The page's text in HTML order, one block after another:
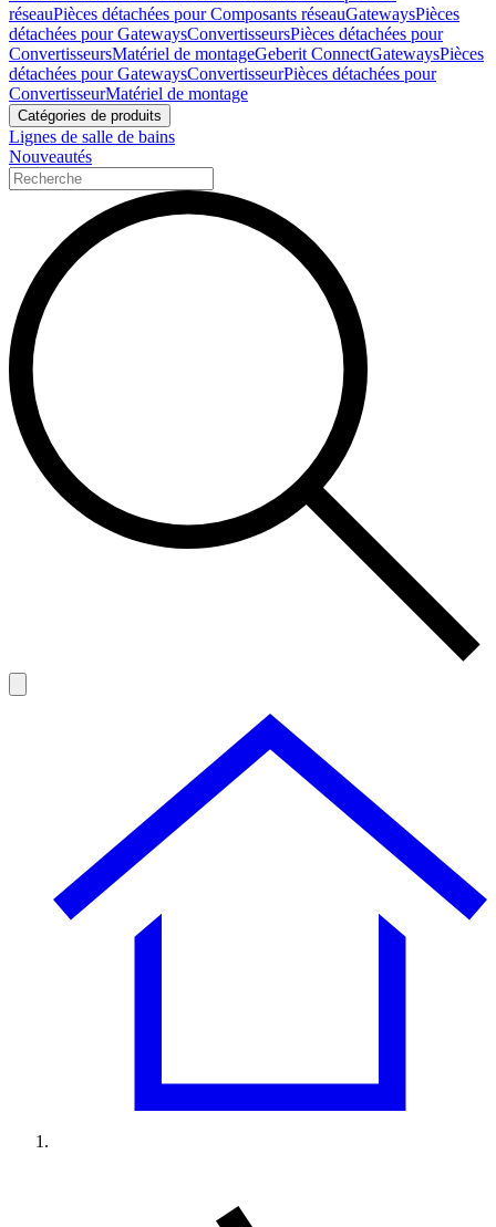
réseauPièces détachées pour Composants réseauGatewaysPièces
détachées pour GatewaysConvertisseursPièces détachées pour
ConvertisseursMatériel de montageGeberit ConnectGatewaysPièces
détachées pour GatewaysConvertisseurPièces détachées pour
ConvertisseurMatériel de montage
Catégories de produits
Lignes de salle de bains
Nouveautés